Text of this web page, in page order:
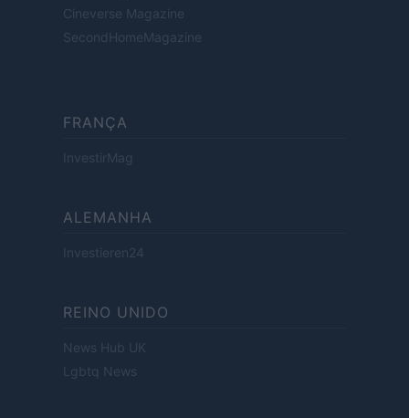
Cineverse Magazine
SecondHomeMagazine
FRANÇA
InvestirMag
ALEMANHA
Investieren24
REINO UNIDO
News Hub UK
Lgbtq News